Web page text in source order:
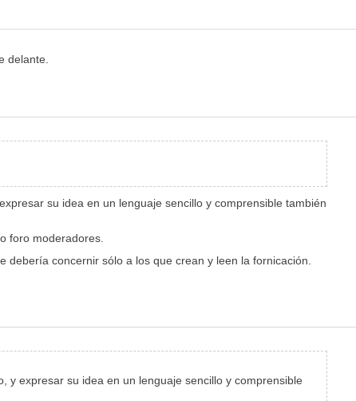
delante.
su idea en un lenguaje sencillo y comprensible también
foro moderadores.
concernir sólo a los que crean y leen la fornicación.
y expresar su idea en un lenguaje sencillo y comprensible